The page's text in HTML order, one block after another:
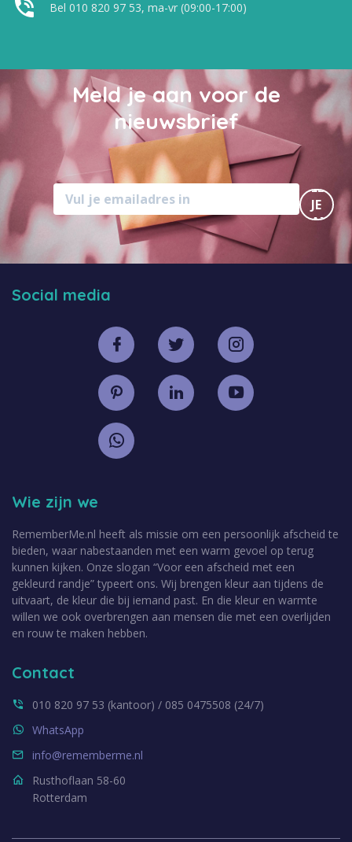
Bel 010 820 97 53, ma-vr (09:00-17:00)
Meld je aan voor de
nieuwsbrief
MELD
JE
AAN
Contact
010 820 97 53 (kantoor) / 085 0475508 (24/7)
WhatsApp
info@rememberme.nl
Rusthoflaan 58-60
Rotterdam
Wie zijn we
RememberMe.nl heeft als missie om een persoonlijk afscheid te
bieden, waar nabestaanden met een warm gevoel op terug
kunnen kijken. Onze slogan “Voor een afscheid met een
gekleurd randje” typeert ons. Wij brengen kleur aan tijdens de
uitvaart, de kleur die bij iemand past. En die kleur en warmte
willen we ook overbrengen aan mensen die met een overlijden
en rouw te maken hebben.
Social media